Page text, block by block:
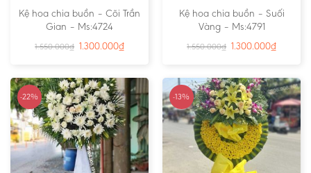
Kệ hoa chia buồn – Cõi Trần
Gian – Ms:4724
1.550.000₫ 1.300.000₫
Kệ hoa chia buồn – Suối
Vàng – Ms:4791
1.550.000₫ 1.300.000₫
-22% -13%